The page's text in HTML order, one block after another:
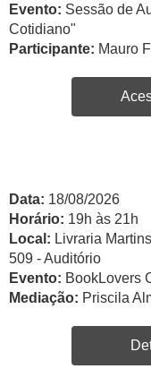
Evento: Sessão de
Cotidiano"
Participante: Mauro
Data: 18/08/2026
Horário: 19h às 21h
Local: Livraria
509 - Auditório
Evento: BookLovers
Mediação: Priscila